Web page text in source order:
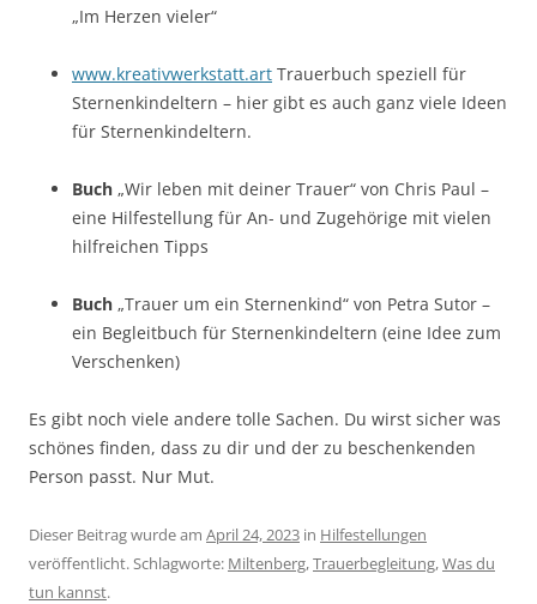
„Im Herzen vieler“
www.kreativwerkstatt.art Trauerbuch speziell für
Sternenkindeltern – hier gibt es auch ganz viele Ideen
für Sternenkindeltern.
Buch „Wir leben mit deiner Trauer“ von Chris Paul –
eine Hilfestellung für An- und Zugehörige mit vielen
hilfreichen Tipps
Buch „Trauer um ein Sternenkind“ von Petra Sutor –
ein Begleitbuch für Sternenkindeltern (eine Idee zum
Verschenken)
Es gibt noch viele andere tolle Sachen. Du wirst sicher was
schönes finden, dass zu dir und der zu beschenkenden
Person passt. Nur Mut.
Dieser Beitrag wurde am April 24, 2023 in Hilfestellungen
veröffentlicht. Schlagworte: Miltenberg,Trauerbegleitung,Was du
tun kannst.